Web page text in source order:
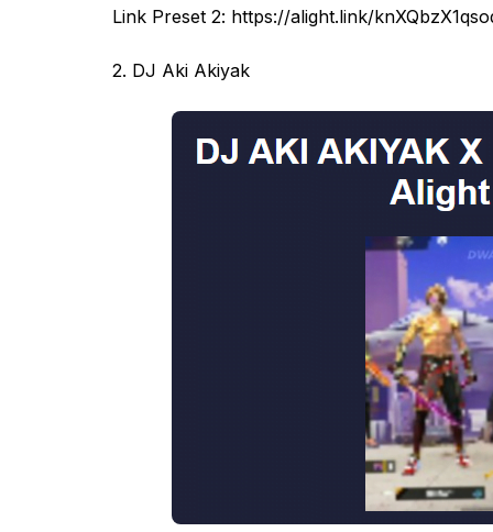
Link Preset 2: https://alight.link/
2. DJ Aki Akiyak